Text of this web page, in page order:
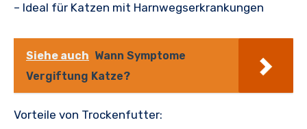
– Ideal für Katzen mit Harnwegserkrankungen
Siehe auch Wann Symptome
Vergiftung Katze?
Vorteile von Trockenfutter: